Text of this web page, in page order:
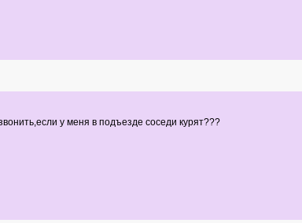
у меня в подъезде соседи курят???